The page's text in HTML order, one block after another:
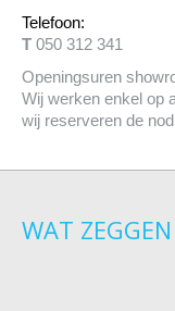
Telefoon:
T 050 312 341
Openingsuren
Wij werken enkel op
wij reserveren de
WAT